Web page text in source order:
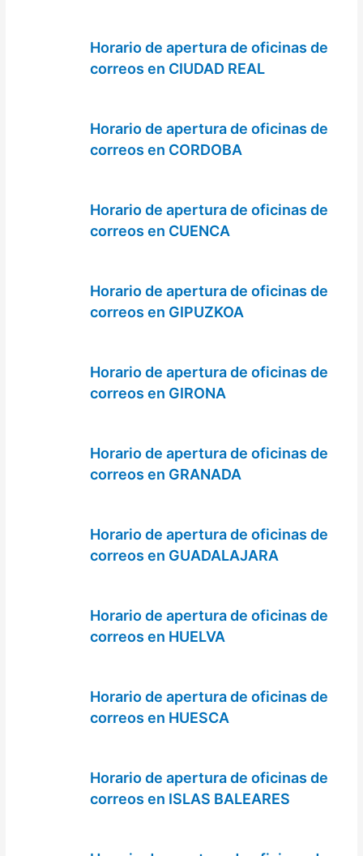
Horario de apertura de oficinas de
correos en CIUDAD REAL
Horario de apertura de oficinas de
correos en CORDOBA
Horario de apertura de oficinas de
correos en CUENCA
Horario de apertura de oficinas de
correos en GIPUZKOA
Horario de apertura de oficinas de
correos en GIRONA
Horario de apertura de oficinas de
correos en GRANADA
Horario de apertura de oficinas de
correos en GUADALAJARA
Horario de apertura de oficinas de
correos en HUELVA
Horario de apertura de oficinas de
correos en HUESCA
Horario de apertura de oficinas de
correos en ISLAS BALEARES